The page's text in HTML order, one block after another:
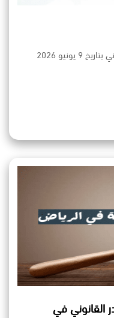
اقوى محامي في الرياض تحديث قانوني بتاريخ 9 يونيو 2026
القانوني في